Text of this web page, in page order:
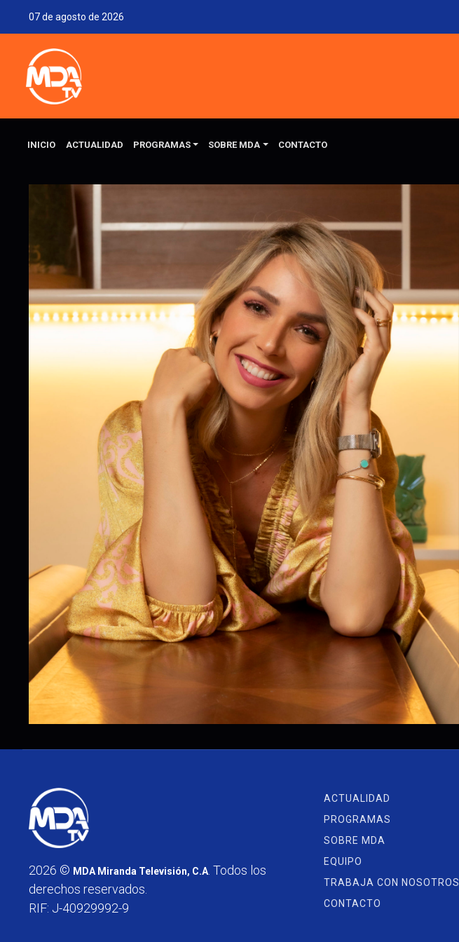
07 de agosto de 2026
INICIO ACTUALIDAD PROGRAMAS SOBRE MDA CONTACTO
2026 © MDA Miranda Televisión, C.A . Todos los
derechos reservados.
RIF: J-40929992-9
ACTUALIDAD
PROGRAMAS
SOBRE MDA
EQUIPO
TRABAJA CON NOSOTROS
CONTACTO